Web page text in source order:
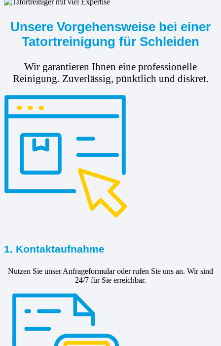
Unsere Vorgehensweise bei einer
Tatortreinigung für Schleiden
Wir garantieren Ihnen eine professionelle
Reinigung. Zuverlässig, pünktlich und diskret.
1. Kontaktaufnahme
Nutzen Sie unser Anfrageformular oder rufen Sie uns an. Wir sind
24/7 für Sie erreichbar.